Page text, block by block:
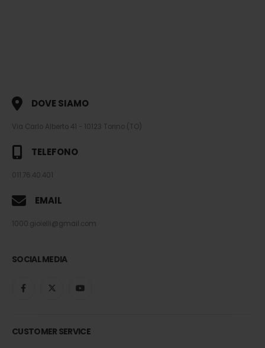
DOVE SIAMO
Via Carlo Alberto 41 - 10123 Torino (TO)
TELEFONO
011.76.40.401
EMAIL
1000.gioielli@gmail.com
SOCIAL MEDIA
CUSTOMER SERVICE